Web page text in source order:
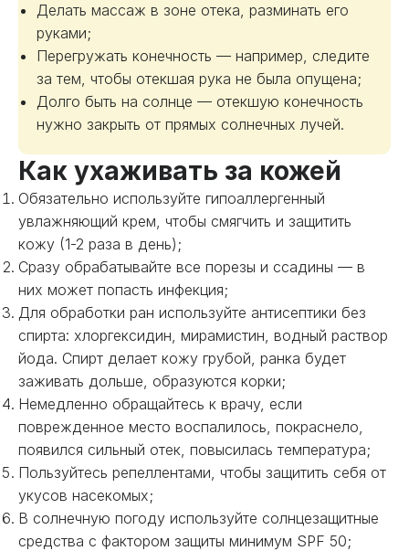
Делать массаж в зоне отека, разминать его
руками;
Перегружать конечность — например, следите
за тем, чтобы отекшая рука не была опущена;
Долго быть на солнце — отекшую конечность
нужно закрыть от прямых солнечных лучей.
Как ухаживать за кожей
Обязательно используйте гипоаллергенный
увлажняющий крем, чтобы смягчить и защитить
кожу (1-2 раза в день);
Сразу обрабатывайте все порезы и ссадины — в
них может попасть инфекция;
Для обработки ран используйте антисептики без
спирта: хлоргексидин, мирамистин, водный раствор
йода. Спирт делает кожу грубой, ранка будет
заживать дольше, образуются корки;
Немедленно обращайтесь к врачу, если
поврежденное место воспалилось, покраснело,
появился сильный отек, повысилась температура;
Пользуйтесь репеллентами, чтобы защитить себя от
укусов насекомых;
В солнечную погоду используйте солнцезащитные
средства с фактором защиты минимум SPF 50;